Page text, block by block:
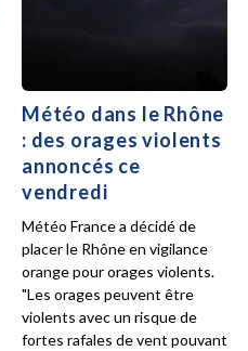
Météo dans le Rhône
: des orages violents
annoncés ce
vendredi
Météo France a décidé de
placer le Rhône en vigilance
orange pour orages violents.
"Les orages peuvent être
violents avec un risque de
fortes rafales de vent pouvant